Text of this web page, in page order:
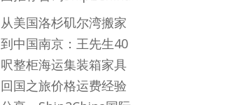
从美国洛杉矶尔湾搬家
到中国南京：王先生40
呎整柜海运集装箱家具
回国之旅价格运费经验